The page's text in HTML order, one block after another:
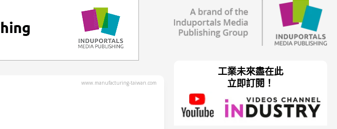
www.manufacturing-taiwan.com
工業未來盡在此
立即訂閱！